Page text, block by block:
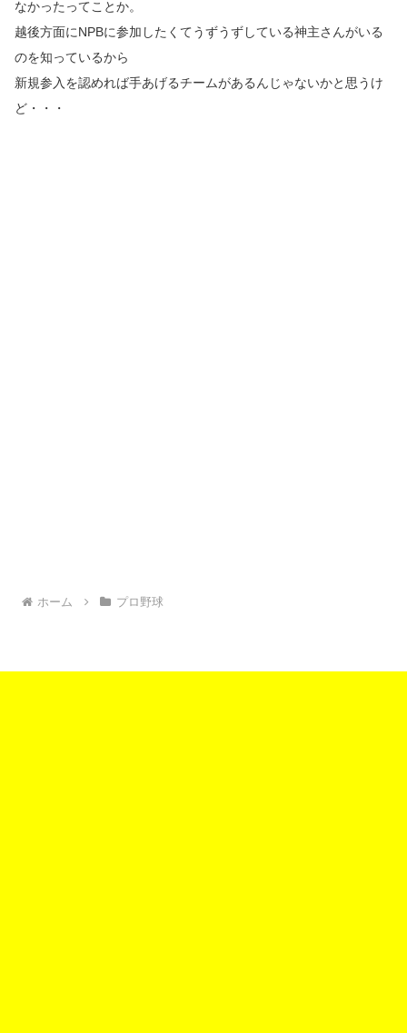
なかったってことか。
越後方面にNPBに参加したくてうずうずしている神主さんがいる
のを知っているから
新規参入を認めれば手あげるチームがあるんじゃないかと思うけ
ど・・・
ホーム プロ野球